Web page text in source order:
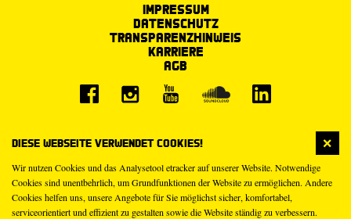
Diese Webseite verwendet Cookies!
Wir nutzen Cookies und das Analysetool etracker auf unserer Website. Notwendige
Cookies sind unentbehrlich, um Grundfunktionen der Website zu ermöglichen. Andere
Cookies helfen uns, unsere Angebote für Sie möglichst sicher, komfortabel,
serviceorientiert und effizient zu gestalten sowie die Website ständig zu verbessern.
Impressum
Datenschutz
Transparenzhinweis
Karriere
AGB